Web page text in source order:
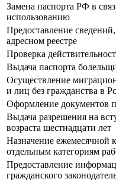
Замена паспорта РФ в
использованию
Предоставление
адресном реестре
Проверка
Выдача паспорта
Осуществление
и лиц без гражданства в
Оформление документов
Выдача разрешения на
возраста шестнадцати лет
Назначение ежемесячной
отдельным категориям
Предоставление
гражданского